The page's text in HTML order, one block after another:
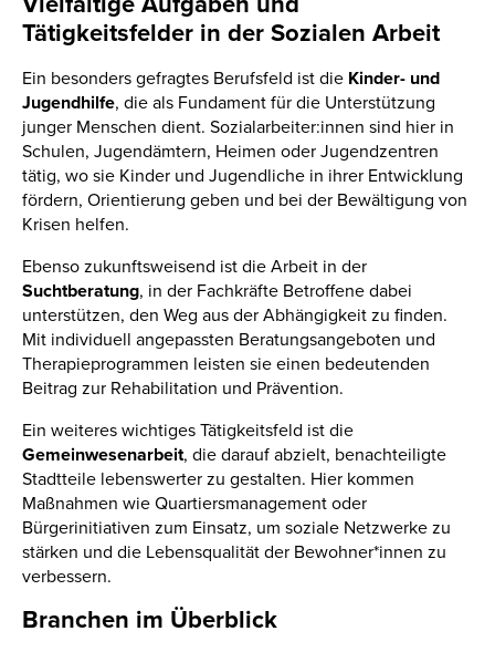
Tätigkeitsfelder in der Sozialen Arbeit
Ein besonders gefragtes Berufsfeld ist die Kinder- und
Jugendhilfe, die als Fundament für die Unterstützung
junger Menschen dient. Sozialarbeiter:innen sind hier in
Schulen, Jugendämtern, Heimen oder Jugendzentren
tätig, wo sie Kinder und Jugendliche in ihrer Entwicklung
fördern, Orientierung geben und bei der Bewältigung von
Krisen helfen.
Ebenso zukunftsweisend ist die Arbeit in der
Suchtberatung, in der Fachkräfte Betroffene dabei
unterstützen, den Weg aus der Abhängigkeit zu finden.
Mit individuell angepassten Beratungsangeboten und
Therapieprogrammen leisten sie einen bedeutenden
Beitrag zur Rehabilitation und Prävention.
Ein weiteres wichtiges Tätigkeitsfeld ist die
Gemeinwesenarbeit, die darauf abzielt, benachteiligte
Stadtteile lebenswerter zu gestalten. Hier kommen
Maßnahmen wie Quartiersmanagement oder
Bürgerinitiativen zum Einsatz, um soziale Netzwerke zu
stärken und die Lebensqualität der Bewohner*innen zu
verbessern.
Branchen im Überblick